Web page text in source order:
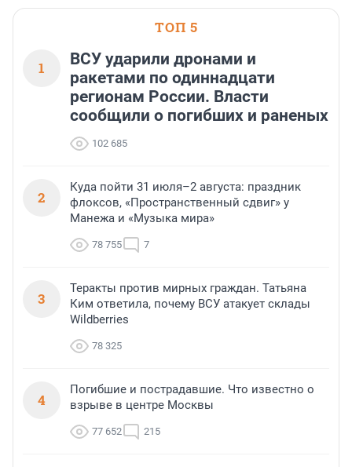
ТОП 5
1
ВСУ ударили дронами и
ракетами по одиннадцати
регионам России. Власти
сообщили о погибших и раненых
102 685
2
Куда пойти 31 июля–2 августа: праздник
флоксов, «Пространственный сдвиг» у
Манежа и «Музыка мира»
78 755 7
3
Теракты против мирных граждан. Татьяна
Ким ответила, почему ВСУ атакует склады
Wildberries
78 325
4
Погибшие и пострадавшие. Что известно о
взрыве в центре Москвы
77 652 215